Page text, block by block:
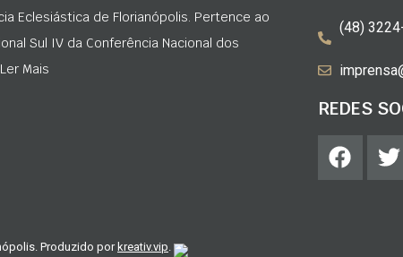
Eclesiástica de Florianópolis. Pertence ao
Sul IV da Conferência Nacional dos
Mais
(48)
REDES
Produzido porkreativ.vip